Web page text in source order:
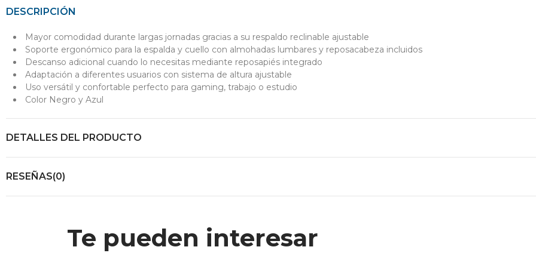
DESCRIPCIÓN
Mayor comodidad durante largas jornadas gracias a su respaldo reclinable ajustable
Soporte ergonómico para la espalda y cuello con almohadas lumbares y reposacabeza incluidos
Descanso adicional cuando lo necesitas mediante reposapiés integrado
Adaptación a diferentes usuarios con sistema de altura ajustable
Uso versátil y confortable perfecto para gaming, trabajo o estudio
Color Negro y Azul
DETALLES DEL PRODUCTO
RESEÑAS(0)
Te pueden interesar